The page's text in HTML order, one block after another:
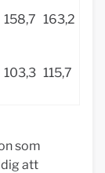
158,7 163,2
103,3 115,7
som
att